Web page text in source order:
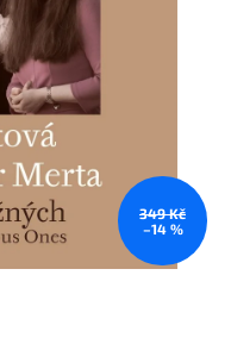
349 Kč
–14 %